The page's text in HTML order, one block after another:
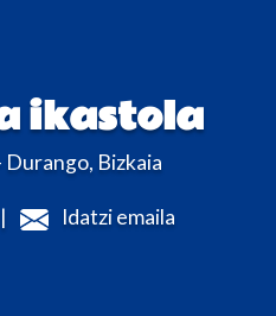
ikastola
Durango, Bizkaia
Idatzi emaila